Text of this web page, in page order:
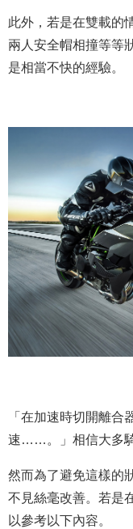
此外，若是在雙載的
兩人安全帽相撞等等
是相當不快的經驗。
「在加速時切開離合
速……。」相信大多騎
然而為了避免這樣的
不見絲毫改善。若是
以參考以下內容。